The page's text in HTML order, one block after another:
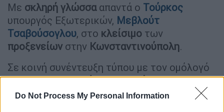
Do Not Process My Personal Information
Με σκληρή γλώσσααπαντά ο Τούρκος
υπουργός Εξωτερικών, Μεβλούτ
Τσαβούσογλου, στο κλείσιμο των
προξενείων στην Κωνσταντινούπολη.
Σε κοινή συνέντευξη τύπου με τον ομόλογό
του τηςΑργεντινής, οΤσαβούσογλου
χαρακτήρισε «σκόπιμη» αυτή την κίνηση -